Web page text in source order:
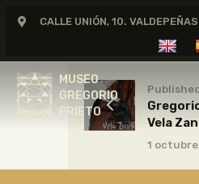
CALLE UNIÓN, 10.
MUSEO
GREGORIO
PRIETO
GREGORIOVela
1